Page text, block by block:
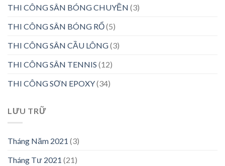
THI CÔNG SÂN BÓNG CHUYỀN (3)
THI CÔNG SÂN BÓNG RỔ(5)
THI CÔNG SÂN CẦU LÔNG(3)
THI CÔNG SÂN TENNIS (12)
THI CÔNG SƠN EPOXY(34)
LƯU TRỮ
Tháng Năm 2021 (3)
Tháng Tư 2021 (21)